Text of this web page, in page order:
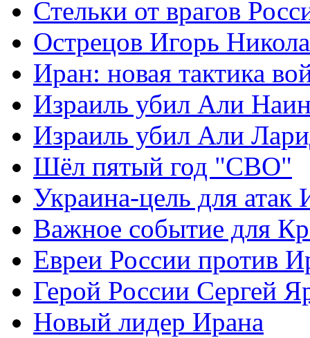
Стельки от врагов
Острецов Игорь
Иран: новая тактика
Израиль убил Али
Израиль убил Али
Шёл пятый год "СВО"
Украина-цель для атак
Важное событие для
Евреи России против
Герой России Сергей
Новый лидер Ирана